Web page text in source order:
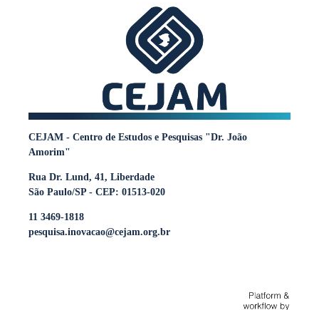
CEJAM - Centro de Estudos e Pesquisas "Dr. João
Amorim"
Rua Dr. Lund, 41, Liberdade
São Paulo/SP - CEP: 01513-020
11 3469-1818
pesquisa.inovacao@cejam.org.br